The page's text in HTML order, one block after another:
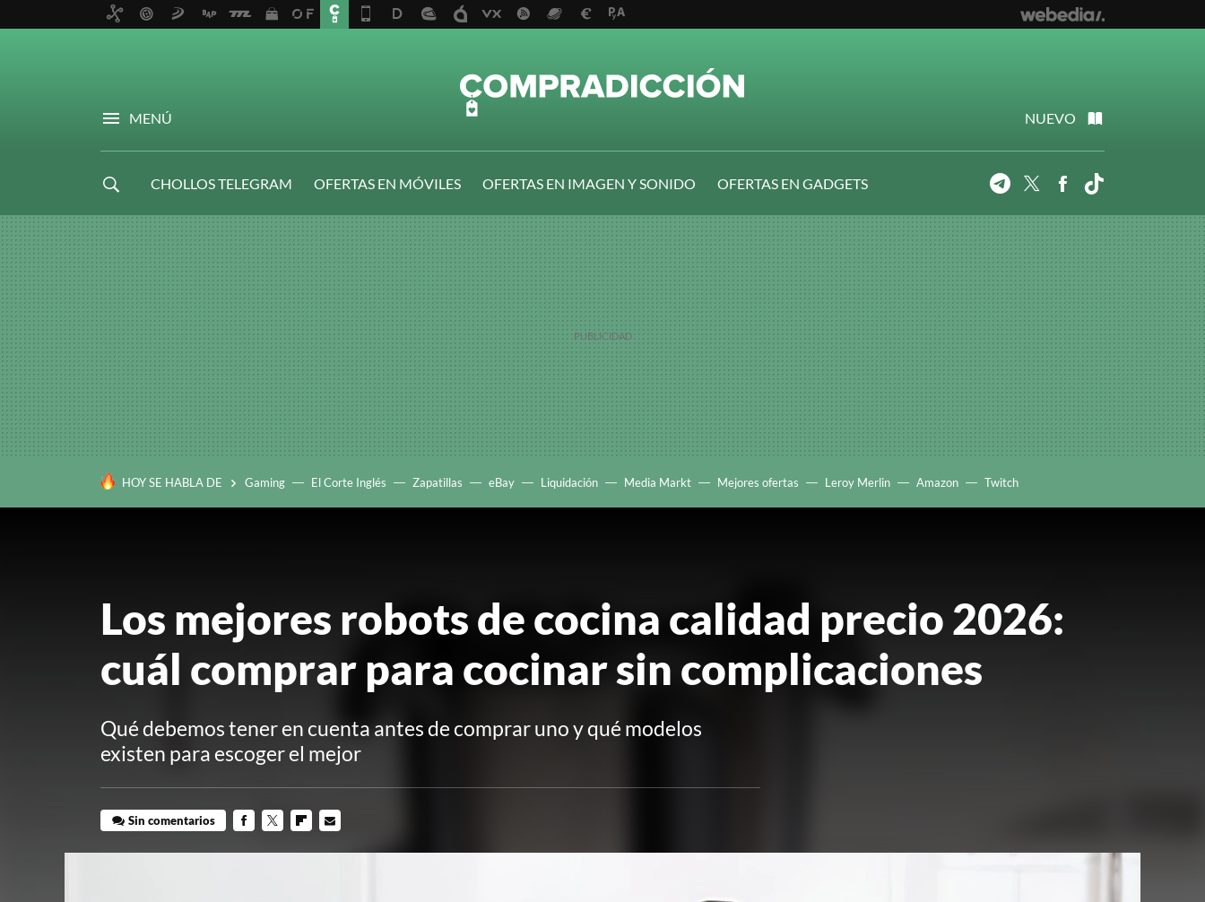
MENÚ NUEVO
CHOLLOS TELEGRAM OFERTAS EN MÓVILES OFERTAS EN IMAGEN Y SONIDO
OFERTAS EN GADGETS
TelegramTwitterFacebook
HOY SE HABLA DE Gaming El Corte Inglés Zapatillas eBay Liquidación Media Markt Mejores ofertas Leroy Merlin Amazon Twitch
Los mejores robots de cocina calidad precio 2026:
cuál comprar para cocinar sin complicaciones
Qué debemos tener en cuenta antes de comprar uno y qué modelos
existen para escoger el mejor
Sin comentarios